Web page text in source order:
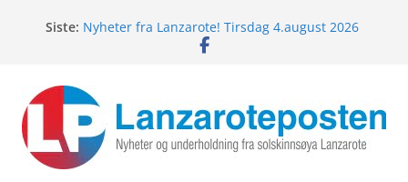
Siste: Nyheter fra Lanzarote! Tirsdag 4.august 2026
Lanzarotes enestående fugleliv
Nyheter fra Lanzarote! Onsdag 5.august 2026